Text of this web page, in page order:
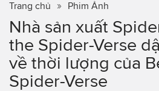
Trang chủ Phim Ảnh
Nhà sản xuất
the Spider-Verse
về thời lượng của
Spider-Verse